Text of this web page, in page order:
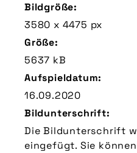
Bildgröße:
3580 x 4475 px
Größe:
5637 kB
Aufspieldatum:
16.09.2020
Bildunterschrift:
Die Bildunterschrift
eingefügt. Sie